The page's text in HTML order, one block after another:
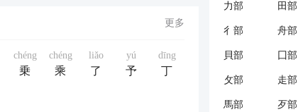
更多
chéng
乗
chéng
乘
liǎo
了
yú
予
dīng
丁
力部 田部
彳部 舟部
貝部 囗部
攵部 走部
馬部 歹部